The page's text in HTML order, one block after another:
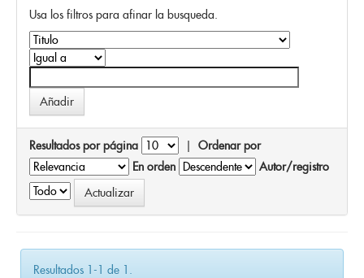
Usa los filtros para afinar la busqueda.
Resultados por página | Ordenar por
En orden
Autor/registro
Resultados 1-1 de 1.